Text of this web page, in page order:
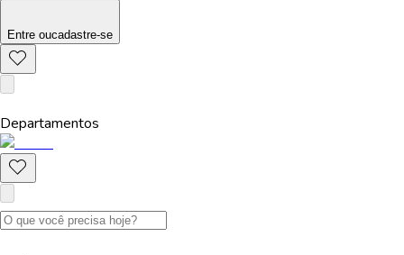
Entre oucadastre-se
Departamentos